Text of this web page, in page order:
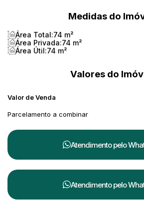
Medidas do
Área Total:74 m²
Área Privada:74 m²
Área Útil:74 m²
Valores do
Valor de Venda
Parcelamento a combinar
Atendimento pelo
Atendimento pelo